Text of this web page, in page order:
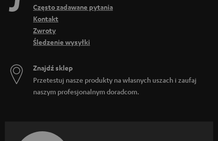
Często zadawane pytania
Kontakt
Zwroty
Śledzenie wysyłki
Znajdź sklep
Przetestuj nasze produkty na własnych uszach i zaufaj
naszym profesjonalnym doradcom.